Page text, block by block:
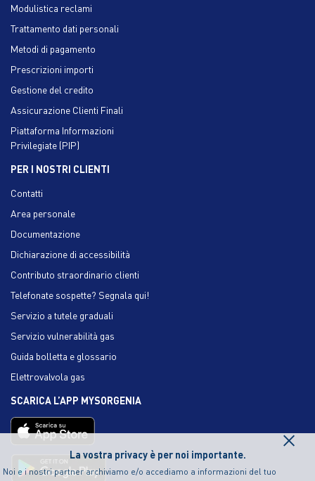
La vostra privacy è per noi importante.
Noi e i nostri partner archiviamo e/o accediamo a informazioni del tuo
×
Modulistica reclami
Trattamento dati personali
Metodi di pagamento
Prescrizioni importi
Gestione del credito
Assicurazione Clienti Finali
Piattaforma Informazioni
Privilegiate (PIP)
PER I NOSTRI CLIENTI
Contatti
Area personale
Documentazione
Dichiarazione di accessibilità
Contributo straordinario clienti
Telefonate sospette? Segnala qui!
Servizio a tutele graduali
Servizio vulnerabilità gas
Guida bolletta e glossario
Elettrovalvola gas
SCARICA L’APP MYSORGENIA